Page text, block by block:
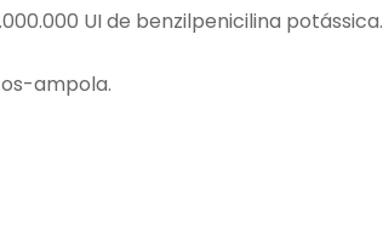
UI de benzilpenicilina potássica.
ampola.